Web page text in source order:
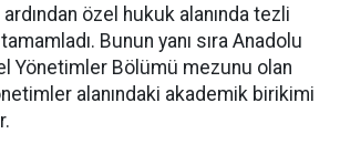
özel hukuk alanında tezli
Bunun yanı sıra Anadolu
Yönetimler Bölümü mezunu olan
alanındaki akademik birikimi